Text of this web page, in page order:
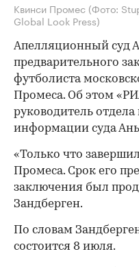
Квинси Промес (Фото:
Global Look Press)
Апелляционный суд
предварительного
футболиста
Промеса. Об этом
руководитель
информации суда
«Только что
Промеса. Срок его
заключения был
Зандберген.
По словам
состоится 8 июля.